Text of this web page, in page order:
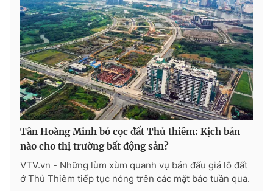
Tân Hoàng Minh bỏ cọc đất Thủ thiêm: Kịch bản
nào cho thị trường bất động sản?
VTV.vn - Những lùm xùm quanh vụ bán đấu giá lô đất
ở Thủ Thiêm tiếp tục nóng trên các mặt báo tuần qua.